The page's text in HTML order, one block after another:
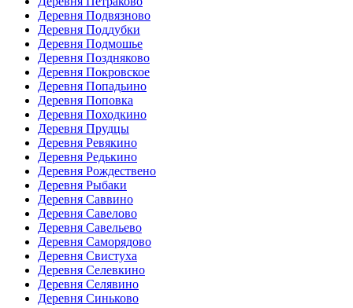
Деревня Подвязново
Деревня Поддубки
Деревня Подмошье
Деревня Поздняково
Деревня Покровское
Деревня Попадьино
Деревня Поповка
Деревня Походкино
Деревня Прудцы
Деревня Ревякино
Деревня Редькино
Деревня Рождествено
Деревня Рыбаки
Деревня Саввино
Деревня Савелово
Деревня Савельево
Деревня Саморядово
Деревня Свистуха
Деревня Селевкино
Деревня Селявино
Деревня Синьково